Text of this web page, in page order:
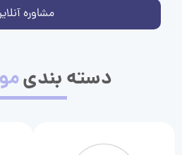
مشاوره
دسته بندی